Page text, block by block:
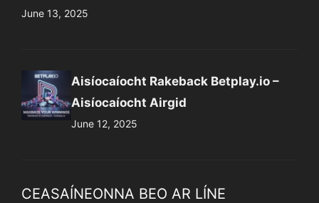
June 13, 2025
Aisíocaíocht Rakeback Betplay.io –
Aisíocaíocht Airgid
June 12, 2025
CEASAÍNEONNA BEO AR LÍNE